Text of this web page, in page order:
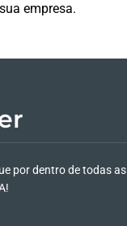
empresa.
por dentro de todas as